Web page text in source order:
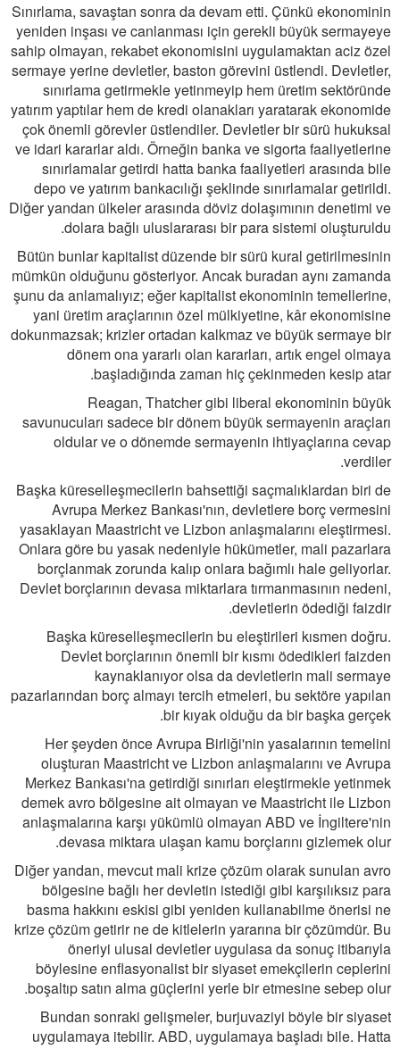
Sınırlama, savaştan sonra da devam etti. Çünkü ekonominin
yeniden inşası ve canlanması için gerekli büyük sermayeye
sahip olmayan, rekabet ekonomisini uygulamaktan aciz özel
sermaye yerine devletler, baston görevini üstlendi. Devletler,
sınırlama getirmekle yetinmeyip hem üretim sektöründe
yatırım yaptılar hem de kredi olanakları yaratarak ekonomide
çok önemli görevler üstlendiler. Devletler bir sürü hukuksal
ve idari kararlar aldı. Örneğin banka ve sigorta faaliyetlerine
sınırlamalar getirdi hatta banka faaliyetleri arasında bile
depo ve yatırım bankacılığı şeklinde sınırlamalar getirildi.
Diğer yandan ülkeler arasında döviz dolaşımının denetimi ve
dolara bağlı uluslararası bir para sistemi oluşturuldu.
Bütün bunlar kapitalist düzende bir sürü kural getirilmesinin
mümkün olduğunu gösteriyor. Ancak buradan aynı zamanda
şunu da anlamalıyız; eğer kapitalist ekonominin temellerine,
yani üretim araçlarının özel mülkiyetine, kâr ekonomisine
dokunmazsak; krizler ortadan kalkmaz ve büyük sermaye bir
dönem ona yararlı olan kararları, artık engel olmaya
başladığında zaman hiç çekinmeden kesip atar.
Reagan, Thatcher gibi liberal ekonominin büyük
savunucuları sadece bir dönem büyük sermayenin araçları
oldular ve o dönemde sermayenin ihtiyaçlarına cevap
verdiler.
Başka küreselleşmecilerin bahsettiği saçmalıklardan biri de
Avrupa Merkez Bankası'nın, devletlere borç vermesini
yasaklayan Maastricht ve Lizbon anlaşmalarını eleştirmesi.
Onlara göre bu yasak nedeniyle hükümetler, mali pazarlara
borçlanmak zorunda kalıp onlara bağımlı hale geliyorlar.
Devlet borçlarının devasa miktarlara tırmanmasının nedeni,
devletlerin ödediği faizdir.
Başka küreselleşmecilerin bu eleştirileri kısmen doğru.
Devlet borçlarının önemli bir kısmı ödedikleri faizden
kaynaklanıyor olsa da devletlerin mali sermaye
pazarlarından borç almayı tercih etmeleri, bu sektöre yapılan
bir kıyak olduğu da bir başka gerçek.
Her şeyden önce Avrupa Birliği'nin yasalarının temelini
oluşturan Maastricht ve Lizbon anlaşmalarını ve Avrupa
Merkez Bankası'na getirdiği sınırları eleştirmekle yetinmek
demek avro bölgesine ait olmayan ve Maastricht ile Lizbon
anlaşmalarına karşı yükümlü olmayan ABD ve İngiltere'nin
devasa miktara ulaşan kamu borçlarını gizlemek olur.
Diğer yandan, mevcut mali krize çözüm olarak sunulan avro
bölgesine bağlı her devletin istediği gibi karşılıksız para
basma hakkını eskisi gibi yeniden kullanabilme önerisi ne
krize çözüm getirir ne de kitlelerin yararına bir çözümdür. Bu
öneriyi ulusal devletler uygulasa da sonuç itibarıyla
böylesine enflasyonalist bir siyaset emekçilerin ceplerini
boşaltıp satın alma güçlerini yerle bir etmesine sebep olur.
Bundan sonraki gelişmeler, burjuvaziyi böyle bir siyaset
uygulamaya itebilir. ABD, uygulamaya başladı bile. Hatta